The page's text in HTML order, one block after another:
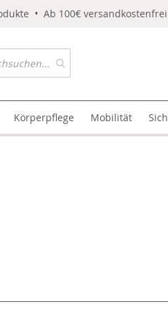
• Ab 100€ versandkostenfrei
Körperpflege Mobilität